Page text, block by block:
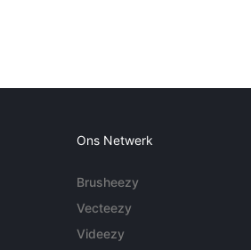
Ons Netwerk
Brusheezy
Vecteezy
Videezy